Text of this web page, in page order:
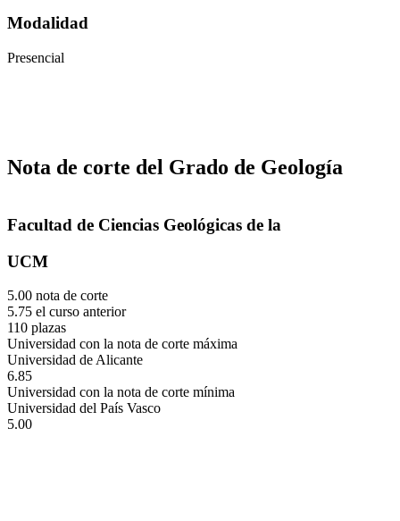
Modalidad
Presencial
Nota de corte del Grado de Geología
Facultad de Ciencias Geológicas de la
UCM
5.00 nota de corte
5.75 el curso anterior
110 plazas
Universidad con la nota de corte máxima
Universidad de Alicante
6.85
Universidad con la nota de corte mínima
Universidad del País Vasco
5.00